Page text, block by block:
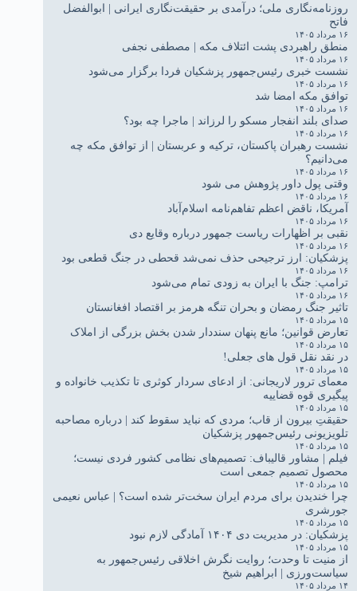
روزنامه‌نگاری ملی؛ درآمدی بر حقیقت‌نگاری ایرانی | ابوالفضل
فاتح
۱۶ مرداد ۱۴۰۵
منطق راهبردی پشت ائتلاف مکه | مصطفی نجفی
۱۶ مرداد ۱۴۰۵
نشست خبری رئیس‌جمهور پزشکیان فردا برگزار می‌شود
۱۶ مرداد ۱۴۰۵
توافق مکه امضا شد
۱۶ مرداد ۱۴۰۵
صدای بلند انفجار مسکو را لرزاند | ماجرا چه بود؟
۱۶ مرداد ۱۴۰۵
نشست رهبران پاکستان، ترکیه و عربستان | از توافق مکه چه
می‌دانیم؟
۱۶ مرداد ۱۴۰۵
وقتی پول داور پژوهش می شود
۱۶ مرداد ۱۴۰۵
آمریکا، ناقض اعظم تفاهم‌نامه اسلام‌آباد
۱۶ مرداد ۱۴۰۵
نقبی بر اظهارات ریاست جمهور درباره وقایع دی
۱۶ مرداد ۱۴۰۵
پزشکیان: ارز ترجیحی حذف نمی‌شد قحطی در جنگ قطعی بود
۱۶ مرداد ۱۴۰۵
ترامپ: جنگ با ایران به زودی تمام می‌شود
۱۶ مرداد ۱۴۰۵
تاثیر جنگ رمضان و بحران تنگه هرمز بر اقتصاد افغانستان
۱۵ مرداد ۱۴۰۵
تعارض قوانین؛ مانع پنهان سنددار شدن بخش بزرگی از املاک
۱۵ مرداد ۱۴۰۵
در نقد نقل قول های جعلی!
۱۵ مرداد ۱۴۰۵
معمای ترور لاریجانی: از ادعای سردار کوثری تا تکذیب خانواده و
پیگیری قوه قضاییه
۱۵ مرداد ۱۴۰۵
حقیقتِ بیرون از قاب؛ مردی که نباید سقوط کند | درباره مصاحبه
تلویزیونی رئیس‌جمهور پزشکیان
۱۵ مرداد ۱۴۰۵
فیلم | مشاور قالیباف: تصمیم‌های نظامی کشور فردی نیست؛
محصول تصمیم جمعی است
۱۵ مرداد ۱۴۰۵
چرا خندیدن برای مردم ایران سخت‌تر شده است؟ | عباس نعیمی
جورشری
۱۵ مرداد ۱۴۰۵
پزشکیان: در مدیریت دی ۱۴۰۴ آمادگی لازم نبود
۱۵ مرداد ۱۴۰۵
از منیت تا وحدت؛ روایت نگرش اخلاقی رئیس‌جمهور به
سیاست‌ورزی | ابراهیم شیخ
۱۴ مرداد ۱۴۰۵